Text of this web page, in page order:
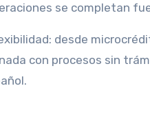
se completan
desde
con procesos sin